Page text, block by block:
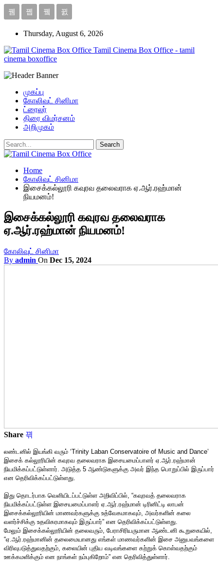
Thursday, August 6, 2026
Tamil Cinema Box Office - tamil
cinema boxoffice
முகப்பு
கோலிவுட் சினிமா
ட்ரைலர்
திரை விமர்சனம்
அறிமுகம்
Home
கோலிவுட் சினிமா
இசைக்கல்லூரி கவுரவ தலைவராக ஏ.ஆர்.ரஹ்மான்
நியமனம்!
இசைக்கல்லூரி கவுரவ தலைவராக
ஏ.ஆர்.ரஹ்மான் நியமனம்!
கோலிவுட் சினிமா
By admin On Dec 15, 2024
Share
லண்டனில் இயங்கி வரும் ‘Trinity Laban Conservatoire of Music and Dance’
இசைக் கல்லூரியின் கவுரவ தலைவராக இசையமைப்பாளர் ஏ.ஆர்.ரஹ்மான்
நியமிக்கப்பட்டுள்ளார். அடுத்த 5 ஆண்டுகளுக்கு அவர் இந்த பொறுப்பில் இருப்பார்
என தெரிவிக்கப்பட்டுள்ளது.
இது தொடர்பாக வெளியிடப்பட்டுள்ள அறிவிப்பில், “கவுரவத் தலைவராக
நியமிக்கப்பட்டுள்ள இசையமைப்பாளர் ஏ.ஆர்.ரஹ்மான் டிரினிட்டி லாபன்
இசைக்கல்லூரியின் மாணவர்களுக்கு உத்வேகமாகவும், அவர்களின் கலை
வளர்ச்சிக்கு உதவிகரமாகவும் இருப்பார்” என தெரிவிக்கப்பட்டுள்ளது.
மேலும் இசைக்கல்லூரியின் தலைவரும், பேராசிரியருமான ஆண்டனி கூறுகையில்,
“ஏ.ஆர்.ரஹ்மானின் தலைமையானது எங்கள் மாணவர்களின் இசை அனுபவங்களை
விரிவுபடுத்துவதற்கும், கலையின் புதிய வடிவங்களை கற்றுக் கொள்வதற்கும்
ஊக்கமளிக்கும் என நாங்கள் நம்புகிறோம்” என தெரிவித்துள்ளார்.